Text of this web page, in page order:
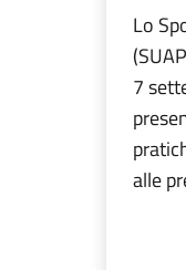
Lo
7
alle